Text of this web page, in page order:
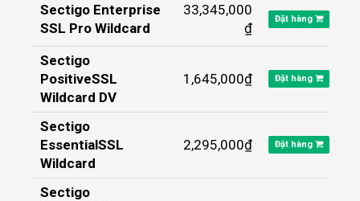
Sectigo Enterprise
SSL Pro Wildcard
33,345,000
₫
Đặt hàng
Sectigo
PositiveSSL
Wildcard DV
1,645,000₫ Đặt hàng
Sectigo
EssentialSSL
Wildcard
2,295,000₫ Đặt hàng
Sectigo